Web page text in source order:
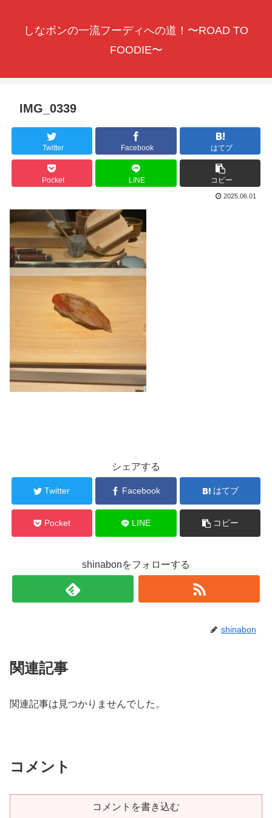
しなボンの一流フーディへの道！〜ROAD TO
FOODIE〜
IMG_0339
Twitter Facebook はてブ
Pocket LINE コピー
2025.06.01
シェアする
Twitter Facebook はてブ
Pocket LINE コピー
shinabonをフォローする
shinabon
関連記事
関連記事は見つかりませんでした。
コメント
コメントを書き込む